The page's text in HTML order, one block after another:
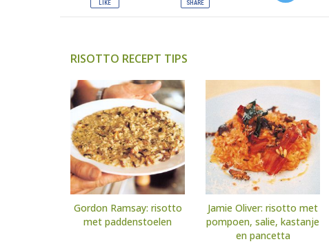
RISOTTO RECEPT TIPS
Gordon Ramsay: risotto
met paddenstoelen
Jamie Oliver: risotto met
pompoen, salie, kastanje
en pancetta